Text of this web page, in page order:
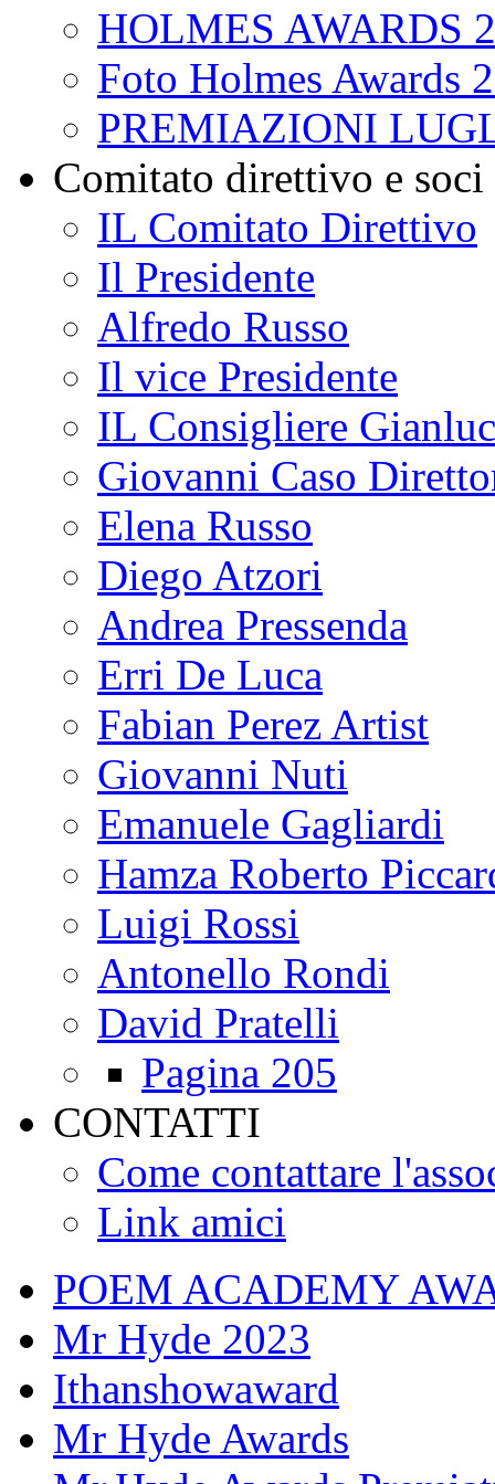
HOLMES AWARDS
Foto Holmes Awards
PREMIAZIONI
Comitato direttivo e
IL Comitato Direttivo
Il Presidente
Alfredo Russo
Il vice Presidente
IL Consigliere
Giovanni Caso
Elena Russo
Diego Atzori
Andrea Pressenda
Erri De Luca
Fabian Perez Artist
Giovanni Nuti
Emanuele Gagliardi
Hamza Roberto
Luigi Rossi
Antonello Rondi
David Pratelli
Pagina 205
CONTATTI
Come contattare
Link amici
POEM ACADEMY
Mr Hyde 2023
Ithanshowaward
Mr Hyde Awards